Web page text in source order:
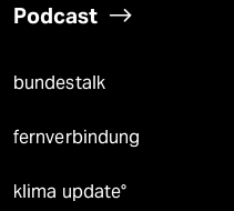
Podcast
bundestalk
fernverbindung
klima update°